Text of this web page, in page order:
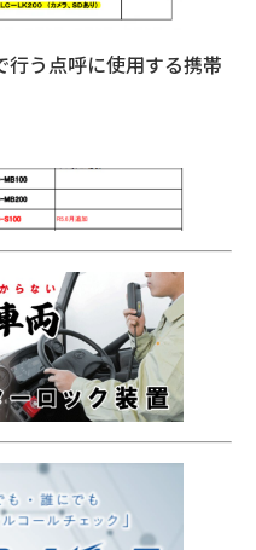
行う点呼に使用する携帯